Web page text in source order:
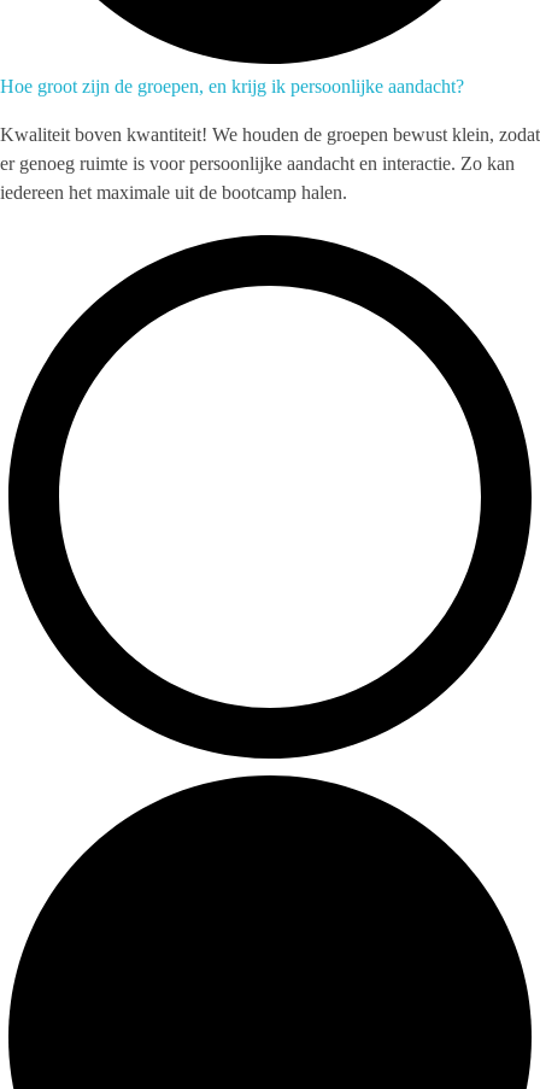
Hoe groot zijn de groepen, en krijg ik persoonlijke aandacht?
Kwaliteit boven kwantiteit! We houden de groepen bewust klein, zodat
er genoeg ruimte is voor persoonlijke aandacht en interactie. Zo kan
iedereen het maximale uit de bootcamp halen.